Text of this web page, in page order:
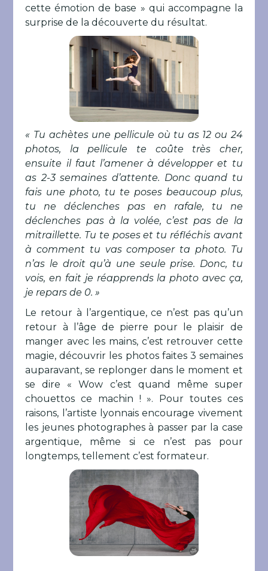
cette émotion de base » qui accompagne la
surprise de la découverte du résultat.
« Tu achètes une pellicule où tu as 12 ou 24
photos, la pellicule te coûte très cher,
ensuite il faut l’amener à développer et tu
as 2-3 semaines d’attente. Donc quand tu
fais une photo, tu te poses beaucoup plus,
tu ne déclenches pas en rafale, tu ne
déclenches pas à la volée, c’est pas de la
mitraillette. Tu te poses et tu réfléchis avant
à comment tu vas composer ta photo. Tu
n’as le droit qu’à une seule prise. Donc, tu
vois, en fait je réapprends la photo avec ça,
je repars de 0. »
Le retour à l’argentique, ce n’est pas qu’un
retour à l’âge de pierre pour le plaisir de
manger avec les mains, c’est retrouver cette
magie, découvrir les photos faites 3 semaines
auparavant, se replonger dans le moment et
se dire « Wow c’est quand même super
chouettos ce machin ! ». Pour toutes ces
raisons, l’artiste lyonnais encourage vivement
les jeunes photographes à passer par la case
argentique, même si ce n’est pas pour
longtemps, tellement c’est formateur.